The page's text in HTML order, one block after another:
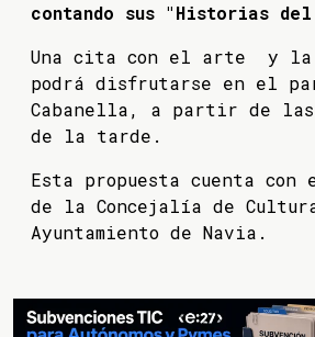
contando sus "Historias
Una cita con el arte y la
podrá disfrutarse en el
Cabanella, a partir de las
de la tarde.
Esta propuesta cuenta
de la Concejalía de
Ayuntamiento de Navia.